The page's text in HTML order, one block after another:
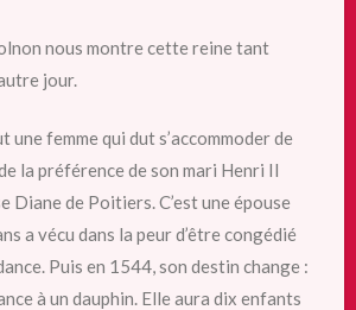
nous montre cette reine tant
jour.
une femme qui dut s’accommoder de
la préférence de son mari Henri II
Diane de Poitiers. C’est une épouse
a vécu dans la peur d’être congédié
Puis en 1544, son destin change :
à un dauphin. Elle aura dix enfants